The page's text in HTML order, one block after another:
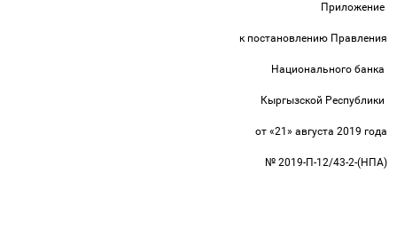
Приложение
к постановлению Правления
Национального банка
Кыргызской Республики
от «21» августа 2019 года
№ 2019-П-12/43-2-(НПА)